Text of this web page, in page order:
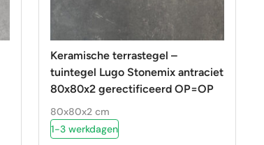
Keramische terrastegel –
tuintegel Lugo Stonemix antraciet
80x80x2 gerectificeerd OP=OP
80x80x2 cm
1-3 werkdagen